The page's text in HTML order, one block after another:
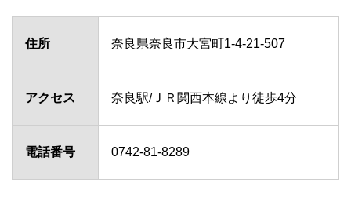
住所 奈良県奈良市大宮町1-4-21-507
アクセス 奈良駅/ＪＲ関西本線より徒歩4分
電話番号 0742-81-8289